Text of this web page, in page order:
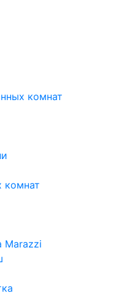
комнат
комнат
Marazzi